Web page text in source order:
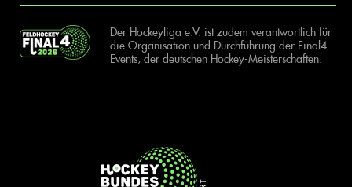
Der Hockeyliga e.V. ist zudem verantwortlich für
die Organisation und Durchführung der Final4
Events, der deutschen Hockey-Meisterschaften.